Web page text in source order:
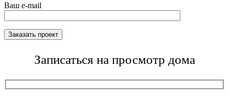
Ваш e-mail
Записаться на просмотр дома